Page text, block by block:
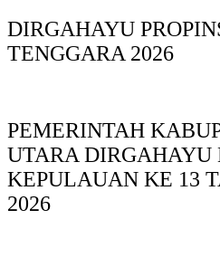
DIRGAHAYU
TENGGARA 2026
PEMERINTAH
UTARA DIRGAHAYU
KEPULAUAN KE 13
2026